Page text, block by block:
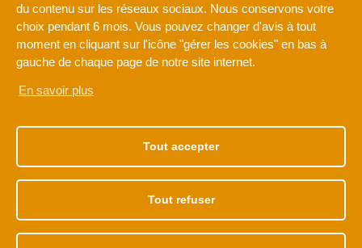
du contenu sur les réseaux sociaux. Nous conservons votre
choix pendant 6 mois. Vous pouvez changer d'avis à tout
moment en cliquant sur l'icône "gérer les cookies" en bas à
gauche de chaque page de notre site internet.
En savoir plus
Tout accepter
Tout refuser
Votre adresse de messagerie est uniquement utilisée pour
vous envoyer notre lettre d'information ainsi que des
informations concernant les activités de L'Orée de la Brie. Vous
pouvez à tout moment utiliser le lien de désabonnement intégré
dans la newsletter.
77170 BRIE-COMTE-
ROBERT
01 60 62 15 81
de 9h à 12h30
et de 13h30 à 17h30